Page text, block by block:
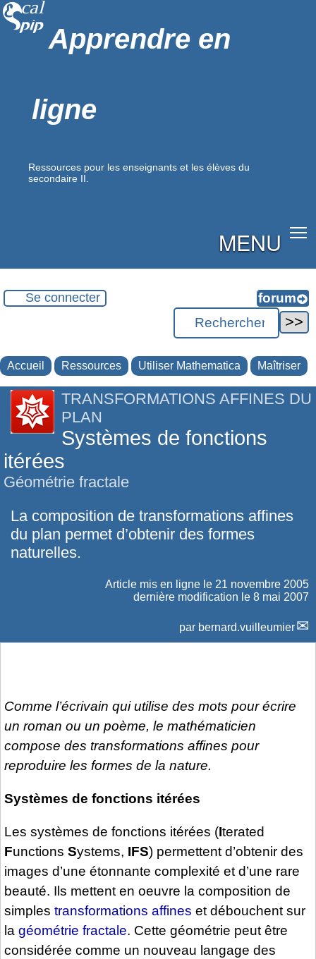
Apprendre en
ligne
Ressources pour les enseignants et les élèves du
secondaire II.
MENU
Se connecter
Accueil Ressources Utiliser Mathematica Maîtriser
TRANSFORMATIONS AFFINES DU
PLAN
Systèmes de fonctions
itérées
Géométrie fractale
La composition de transformations affines
du plan permet d’obtenir des formes
naturelles.
Article mis en ligne le 21 novembre 2005
dernière modification le 8 mai 2007
par bernard.vuilleumier
Comme l’écrivain qui utilise des mots pour écrire
un roman ou un poème, le mathématicien
compose des transformations affines pour
reproduire les formes de la nature.
Systèmes de fonctions itérées
Les systèmes de fonctions itérées (Iterated
Functions Systems, IFS) permettent d’obtenir des
images d’une étonnante complexité et d’une rare
beauté. Ils mettent en oeuvre la composition de
simples transformations affines et débouchent sur
la géométrie fractale. Cette géométrie peut être
considérée comme un nouveau langage des